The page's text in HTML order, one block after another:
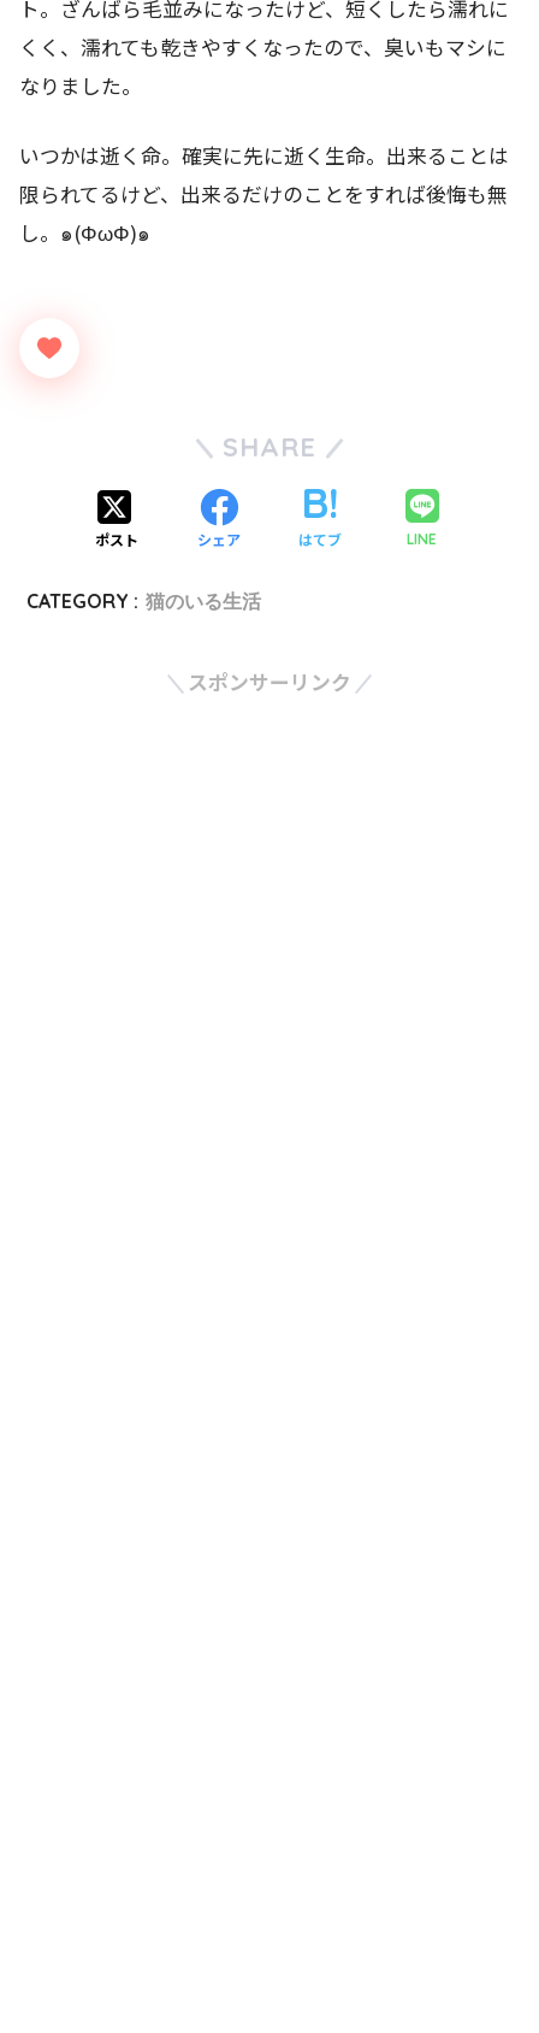
ト。ざんばら毛並みになったけど、短くしたら濡れに
くく、濡れても乾きやすくなったので、臭いもマシに
なりました。
いつかは逝く命。確実に先に逝く生命。出来ることは
限られてるけど、出来るだけのことをすれば後悔も無
し。๑(ΦωΦ)๑
SHARE
ポスト シェア はてブ LINE
CATEGORY : 猫のいる生活
スポンサーリンク